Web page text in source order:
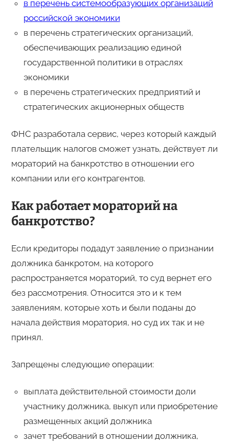
в перечень системообразующих организаций
российской экономики
в перечень стратегических организаций,
обеспечивающих реализацию единой
государственной политики в отраслях
экономики
в перечень стратегических предприятий и
стратегических акционерных обществ
ФНС разработала сервис, через который каждый
плательщик налогов сможет узнать, действует ли
мораторий на банкротство в отношении его
компании или его контрагентов.
Как работает мораторий на
банкротство?
Если кредиторы подадут заявление о признании
должника банкротом, на которого
распространяется мораторий, то суд вернет его
без рассмотрения. Относится это и к тем
заявлениям, которые хоть и были поданы до
начала действия моратория, но суд их так и не
принял.
Запрещены следующие операции:
выплата действительной стоимости доли
участнику должника, выкуп или приобретение
размещенных акций должника
зачет требований в отношении должника,